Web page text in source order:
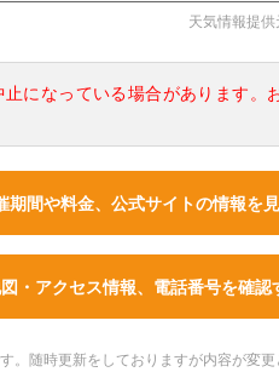
天気情報提
になっている場合があります。
期間や料金、公式サイトの情報を
・アクセス情報、電話番号を確認
。随時更新をしておりますが内容が変